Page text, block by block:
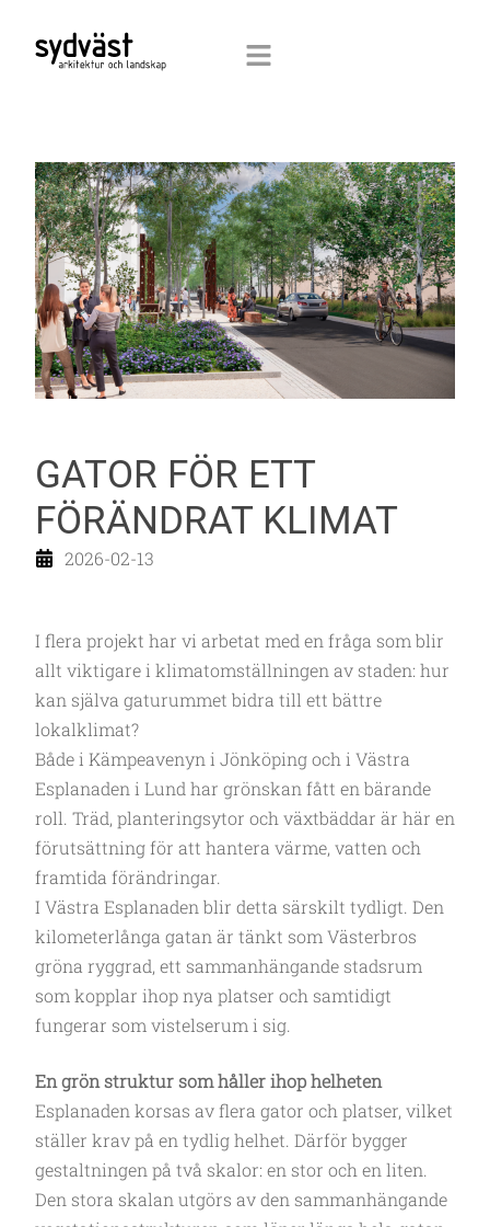
GATOR FÖR ETT
FÖRÄNDRAT KLIMAT
2026-02-13
I flera projekt har vi arbetat med en fråga som blir
allt viktigare i klimatomställningen av staden: hur
kan själva gaturummet bidra till ett bättre
lokalklimat?
Både i Kämpeavenyn i Jönköping och i Västra
Esplanaden i Lund har grönskan fått en bärande
roll. Träd, planteringsytor och växtbäddar är här en
förutsättning för att hantera värme, vatten och
framtida förändringar.
I Västra Esplanaden blir detta särskilt tydligt. Den
kilometerlånga gatan är tänkt som Västerbros
gröna ryggrad, ett sammanhängande stadsrum
som kopplar ihop nya platser och samtidigt
fungerar som vistelserum i sig.
En grön struktur som håller ihop helheten
Esplanaden korsas av flera gator och platser, vilket
ställer krav på en tydlig helhet. Därför bygger
gestaltningen på två skalor: en stor och en liten.
Den stora skalan utgörs av den sammanhängande